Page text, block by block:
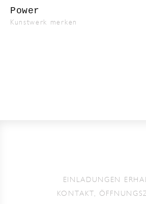
Kunstwerk merken
Power
EINLADUNGEN
KONTAKT,